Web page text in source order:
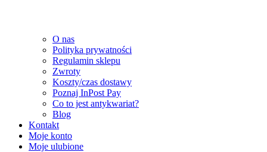
O nas
Polityka prywatności
Regulamin sklepu
Zwroty
Koszty/czas dostawy
Poznaj InPost Pay
Co to jest antykwariat?
Blog
Kontakt
Moje konto
Moje ulubione